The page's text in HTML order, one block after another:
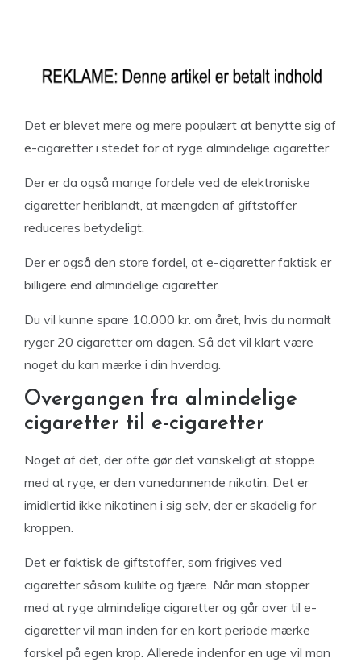
Det er blevet mere og mere populært at benytte sig af
e-cigaretter i stedet for at ryge almindelige cigaretter.
Der er da også mange fordele ved de elektroniske
cigaretter heriblandt, at mængden af giftstoffer
reduceres betydeligt.
Der er også den store fordel, at e-cigaretter faktisk er
billigere end almindelige cigaretter.
Du vil kunne spare 10.000 kr. om året, hvis du normalt
ryger 20 cigaretter om dagen. Så det vil klart være
noget du kan mærke i din hverdag.
Overgangen fra almindelige
cigaretter til e-cigaretter
Noget af det, der ofte gør det vanskeligt at stoppe
med at ryge, er den vanedannende nikotin. Det er
imidlertid ikke nikotinen i sig selv, der er skadelig for
kroppen.
Det er faktisk de giftstoffer, som frigives ved
cigaretter såsom kulilte og tjære. Når man stopper
med at ryge almindelige cigaretter og går over til e-
cigaretter vil man inden for en kort periode mærke
forskel på egen krop. Allerede indenfor en uge vil man